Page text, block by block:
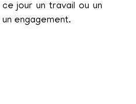
jour un travail ou un
engagement.